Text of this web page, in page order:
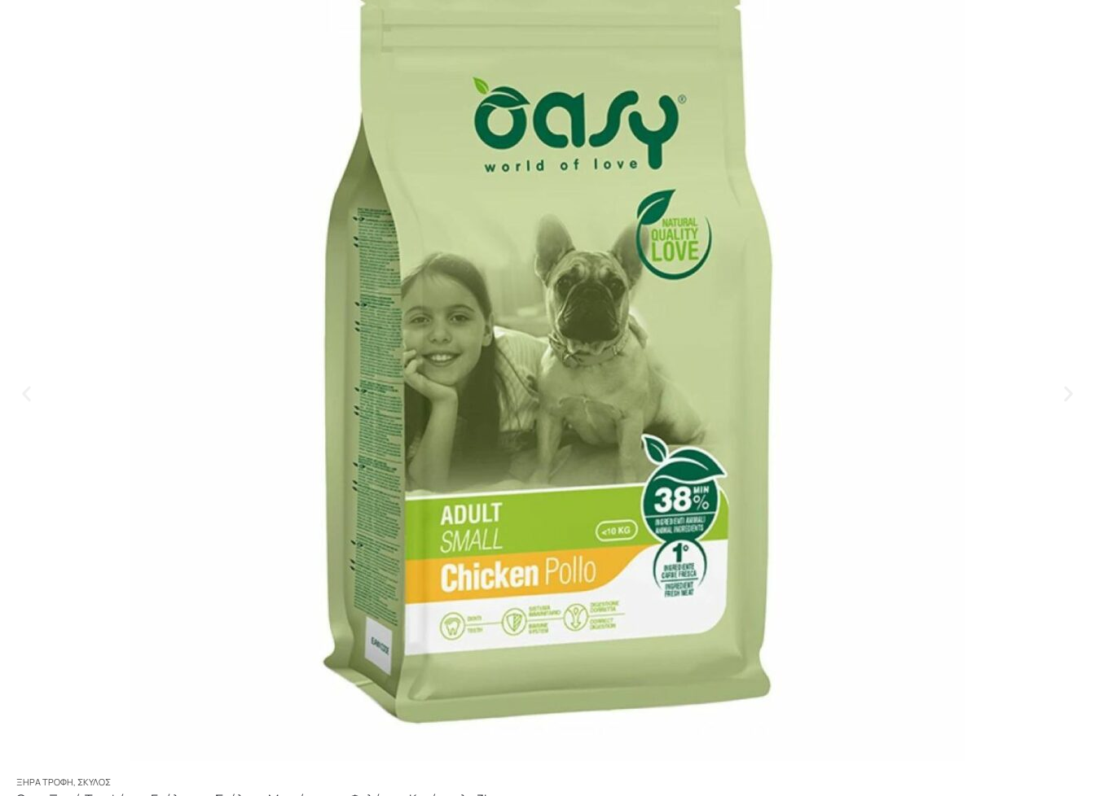
ΞΗΡΆ ΤΡΟΦΉ, ΣΚΎΛΟΣ